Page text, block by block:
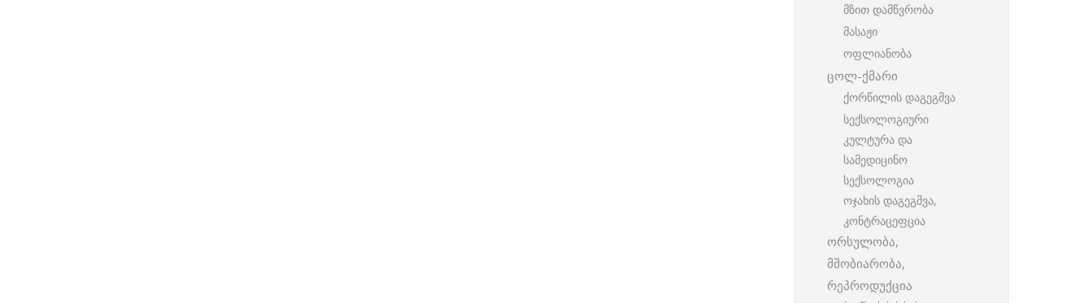
მზით დამწვრობა
მასაჟი
ოფლიანობა
ცოლ-ქმარი
ქორწილის დაგეგმვა
სექსოლოგიური
კულტურა და
სამედიცინო
სექსოლოგია
ოჯახის დაგეგმვა,
კონტრაცეფცია
ორსულობა,
მშობიარობა,
რეპროდუქცია